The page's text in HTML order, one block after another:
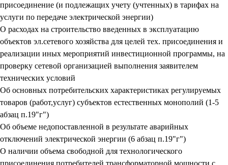
присоединение (и подлежащих учету (учтенных) в тарифах на
услуги по передаче электрической энергии)
О расходах на строительство введенных в эксплуатацию
объектов эл.сетевого хозяйства для целей тех. присоединения и
реализации иных мероприятий инвестиционной программы, на
проверку сетевой организацией выполнения заявителем
технических условий
Об основных потребительских характеристиках регулируемых
товаров (работ,услуг) субъектов естественных монополий (1-5
абзац п.19"г")
Об объеме недопоставленной в результате аварийных
отключений электрической энергии (6 абзац п.19"г")
О наличии объема свободной для технологического
присоединения потребителей трансформаторной мощности с